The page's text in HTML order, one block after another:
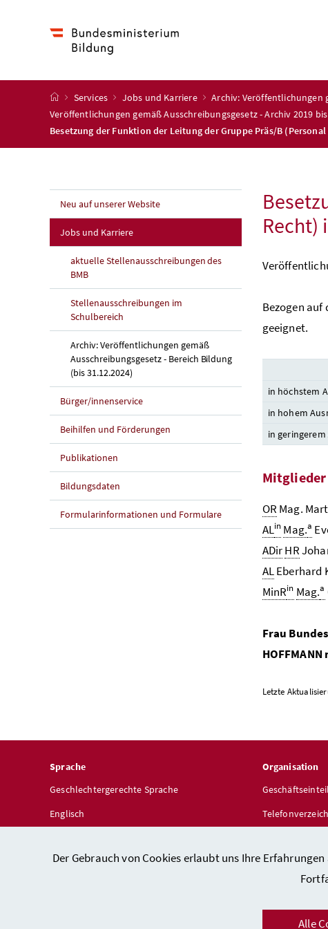
Der Gebrauch von Cookies erlaubt uns Ihre
Alle
Startseite
Services Jobs und Karriere
Archiv: Veröffentlichungen
Veröffentlichungen gemäß Ausschreibungsgesetz - Archiv 2019
Besetzung der Funktion der Leitung der Gruppe Präs/B
Neu auf unserer Website
Jobs und Karriere
aktuelle Stellenausschreibungen des
BMB
Stellenausschreibungen im
Schulbereich
Archiv: Veröffentlichungen gemäß
Ausschreibungsgesetz - Bereich Bildung
(bis 31.12.2024)
Bürger/innenservice
Beihilfen und Förderungen
Publikationen
Bildungsdaten
Formularinformationen und Formulare
Recht)
Bezogen auf
geeignet.
in höchstem
in hohem
in
OR Mag.
ALin Mag.a
ADirHR
ALEberhard
MinRin Mag.a
Frau
HOFFMANN
Letzte
Sprache
Geschlechtergerechte Sprache
Englisch
Organisation